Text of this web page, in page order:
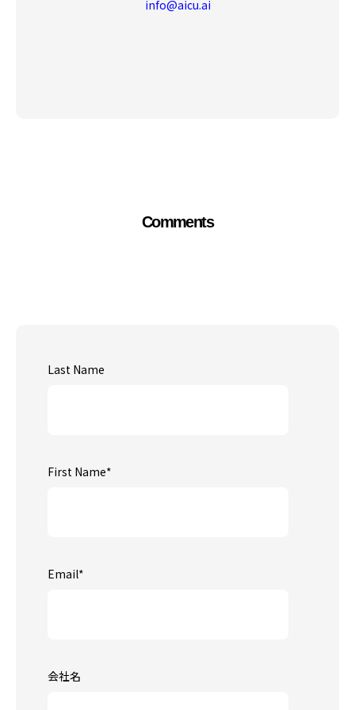
info@aicu.ai
Comments
Last Name
First Name*
Email*
会社名